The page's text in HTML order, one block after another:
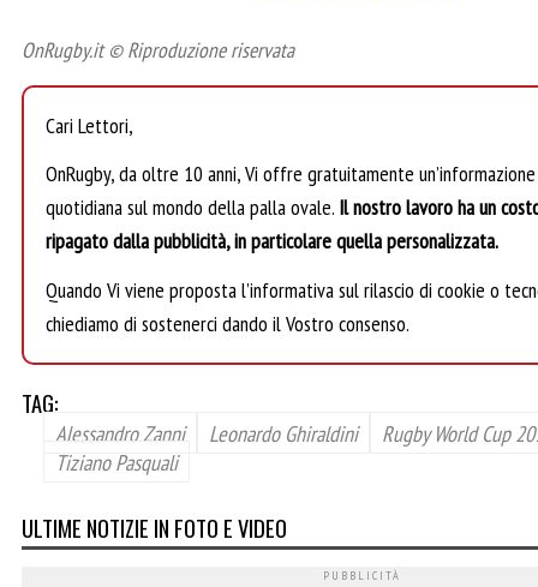
OnRugby.it © Riproduzione riservata
Cari Lettori,
OnRugby, da oltre 10 anni, Vi offre gratuitamente
quotidiana sul mondo della palla ovale. Il nostro lavoro ha un
ripagato dalla pubblicità, in particolare quella personalizzata.
Quando Vi viene proposta l’informativa sul rilascio di cookie o
chiediamo di sostenerci dando il Vostro consenso.
TAG:
Alessandro Zanni Leonardo Ghiraldini
Rugby World Cup
Tiziano Pasquali
ULTIME NOTIZIE IN FOTO E VIDEO